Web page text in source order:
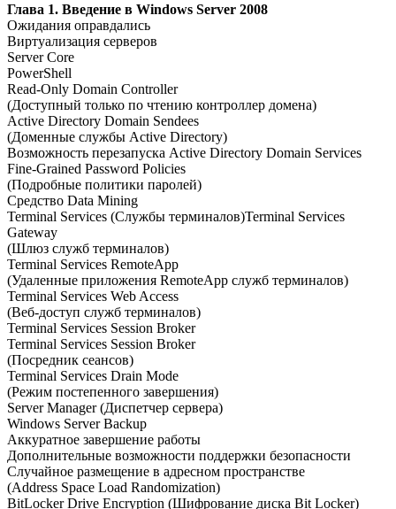
Глава 1. Введение в Windows Server 2008
Ожидания оправдались
Виртуализация серверов
Server Core
PowerShell
Read-Only Domain Controller
(Доступный только по чтению контроллер домена)
Active Directory Domain Sendees
(Доменные службы Active Directory)
Возможность перезапуска Active Directory Domain Services
Fine-Grained Password Policies
(Подробные политики паролей)
Средство Data Mining
Terminal Services (Службы терминалов)Terminal Services
Gateway
(Шлюз служб терминалов)
Terminal Services RemoteApp
(Удаленные приложения RemoteApp служб терминалов)
Terminal Services Web Access
(Веб-доступ служб терминалов)
Terminal Services Session Broker
Terminal Services Session Broker
(Посредник сеансов)
Terminal Services Drain Mode
(Режим постепенного завершения)
Server Manager (Диспетчер сервера)
Windows Server Backup
Аккуратное завершение работы
Дополнительные возможности поддержки безопасности
Случайное размещение в адресном пространстве
(Address Space Load Randomization)
BitLocker Drive Encryption (Шифрование диска Bit Locker)